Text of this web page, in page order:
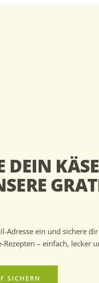
DEIN
Adresse ein und sichere
Rezepten – einfach, lecker
SICHERN